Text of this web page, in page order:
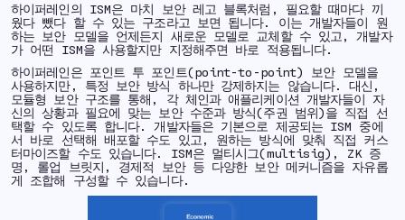
하이퍼레인의 ISM은 마치 보안 레고 블록처럼, 필요할 때마다 끼
웠다 뺐다 할 수 있는 구조라고 보면 됩니다. 이는 개발자들이 원
하는 보안 모델을 언제든지 새로운 모델로 교체할 수 있고, 개발자
가 어떤 ISM을 사용할지만 지정해주면 바로 적용됩니다.
하이퍼레인은 포인트 투 포인트(point-to-point) 보안 모델을
사용하지만, 특정 보안 방식 하나만 강제하지는 않습니다. 대신,
모듈형 보안 구조를 통해, 각 체인과 애플리케이션 개발자들이 자
신의 상황과 필요에 맞는 보안 수준과 방식(주권 범위)을 직접 선
택할 수 있도록 합니다. 개발자들은 기본으로 제공되는 ISM 중에
서 바로 선택해 배포할 수도 있고, 원하는 방식에 맞춰 직접 커스
터마이즈할 수도 있습니다. ISM은 멀티시그(multisig), ZK 증
명, 롤업 브릿지, 경제적 보안 등 다양한 보안 메커니즘을 자유롭
게 조합해 구성할 수 있습니다.